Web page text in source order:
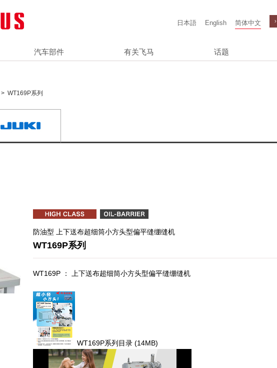
日本語 English 简体中文
汽车部件 有关飞马 话题
> WT169P系列
防油型 上下送布超细筒小方头型偏平缝绷缝机
WT169P系列
WT169P ： 上下送布超细筒小方头型偏平缝绷缝机
WT169P系列目录 (14MB)